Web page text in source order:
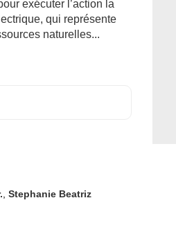
exécuter l’action la
qui représente
naturelles...
Stephanie Beatriz